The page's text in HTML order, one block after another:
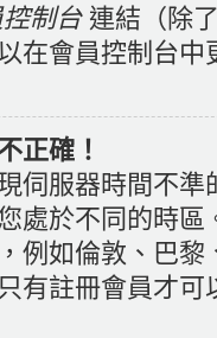
控制台連結（除
在會員控制台
正確！
伺服器時間不
處於不同的時
例如倫敦、巴
有註冊會員才